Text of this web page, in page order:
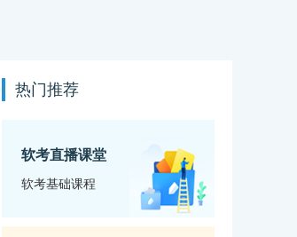
热门推荐
软考直播课堂
软考基础课程